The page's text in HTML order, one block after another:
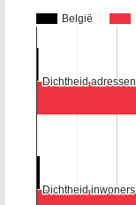
België
Dichtheid adressen
Dichtheid adressen
Dichtheid inwoners
Dichtheid inwoners